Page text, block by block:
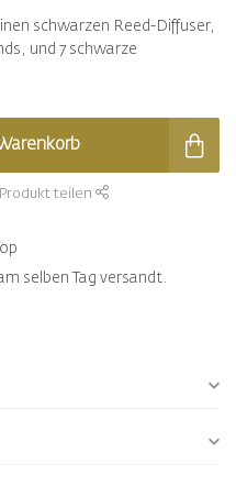
schwarzen Reed-Diffuser,
und 7 schwarze
teilen
selben Tag versandt.